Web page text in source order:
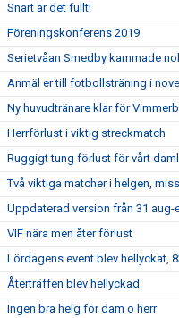
Snart är det fullt!
Föreningskonferens 2019
Serietvåan Smedby kammade
Anmäl er till fotbollsträning i
Ny huvudtränare klar för
Herrförlust i viktig streckmatch
Ruggigt tung förlust för vårt
Två viktiga matcher i helgen,
Uppdaterad version från 31 aug-
VIF nära men åter förlust
Lördagens event blev hellyckat,
Återträffen blev hellyckad
Ingen bra helg för dam o herr